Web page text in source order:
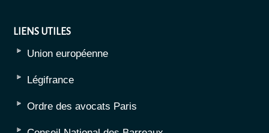
LIENS UTILES
Union européenne
Légifrance
Ordre des avocats Paris